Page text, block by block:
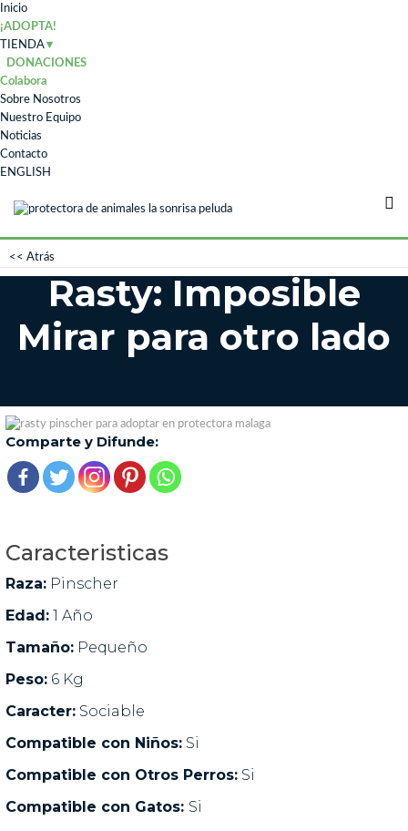
Inicio
¡ADOPTA!
TIENDA
DONACIONES
Colabora
Sobre Nosotros
Nuestro Equipo
Noticias
Contacto
ENGLISH
<< Atrás
Rasty: Imposible
Mirar para otro lado
Comparte y Difunde:
Caracteristicas
Raza: Pinscher
Edad: 1 Año
Tamaño: Pequeño
Peso: 6 Kg
Caracter: Sociable
Compatible con Niños: Si
Compatible con Otros Perros: Si
Compatible con Gatos: Si